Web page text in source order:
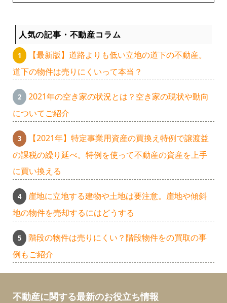
人気の記事・不動産コラム
【最新版】道路よりも低い立地の道下の不動産。
道下の物件は売りにくいって本当？
2021年の空き家の状況とは？空き家の現状や動向
についてご紹介
【2021年】特定事業用資産の買換え特例で譲渡益
の課税の繰り延べ。特例を使って不動産の資産を上手
に買い換える
崖地に立地する建物や土地は要注意。崖地や傾斜
地の物件を売却するにはどうする
階段の物件は売りにくい？階段物件をの買取の事
例もご紹介
不動産に関する最新のお役立ち情報